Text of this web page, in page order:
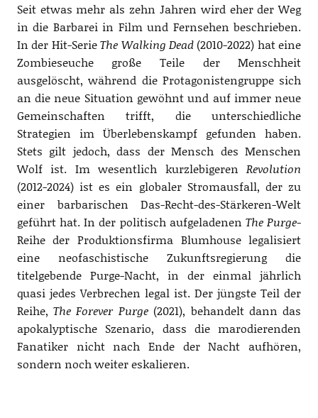
Seit etwas mehr als zehn Jahren wird eher der Weg
in die Barbarei in Film und Fernsehen beschrieben.
In der Hit-SerieThe Walking Dead(2010-2022) hat eine
Zombieseuche große Teile der Menschheit
ausgelöscht, während die Protagonistengruppe sich
an die neue Situation gewöhnt und auf immer neue
Gemeinschaften trifft, die unterschiedliche
Strategien im Überlebenskampf gefunden haben.
Stets gilt jedoch, dass der Mensch des Menschen
Wolf ist. Im wesentlich kurzlebigerenRevolution
(2012-2024) ist es ein globaler Stromausfall, der zu
einer barbarischen Das-Recht-des-Stärkeren-Welt
geführt hat. In der politisch aufgeladenenThe Purge-
Reihe der Produktionsfirma Blumhouse legalisiert
eine neofaschistische Zukunftsregierung die
titelgebende Purge-Nacht, in der einmal jährlich
quasi jedes Verbrechen legal ist. Der jüngste Teil der
Reihe,The Forever Purge(2021), behandelt dann das
apokalyptische Szenario, dass die marodierenden
Fanatiker nicht nach Ende der Nacht aufhören,
sondern noch weiter eskalieren.